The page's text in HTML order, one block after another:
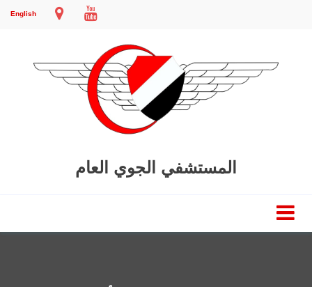
English
المستشفي الجوي العام